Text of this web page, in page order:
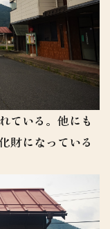
ている。他にも
財になっている